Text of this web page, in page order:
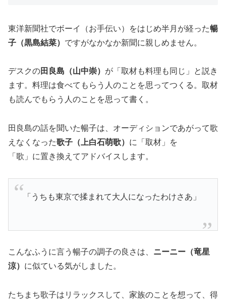
東洋新聞社でボーイ（お手伝い）をはじめ半月が経った暢
子（黒島結菜） ですがなかなか新聞に親しめません。
デスクの田良島（山中崇） が「取材も料理も同じ」と説き
ます。料理は食べてもらう人のことを思ってつくる。取材
も読んでもらう人のことを思って書く。
田良島の話を聞いた暢子は、オーディションであがって歌
えなくなった歌子（上白石萌歌） に「取材」を
「歌」に置き換えてアドバイスします。
「うちも東京で揉まれて大人になったわけさあ」
こんなふうに言う暢子の調子の良さは、 ニーニー（竜星
涼） に似ている気がしました。
たちまち歌子はリラックスして、家族のことを想って、得